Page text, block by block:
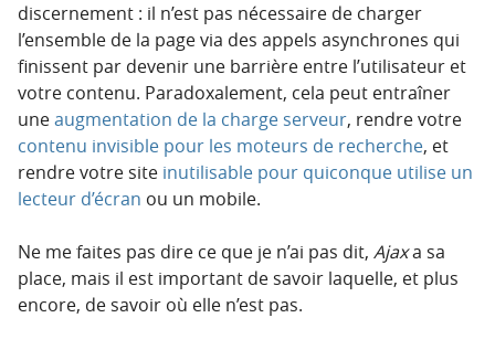
discernement : il n’est pas nécessaire de charger
l’ensemble de la page via des appels asynchrones qui
finissent par devenir une barrière entre l’utilisateur et
votre contenu. Paradoxalement, cela peut entraîner
uneaugmentation de la charge serveur, rendre votre
contenu invisible pour les moteurs de recherche, et
rendre votre site inutilisable pour quiconque utilise un
lecteur d’écran ou un mobile.
Ne me faites pas dire ce que je n’ai pas dit, Ajaxa sa
place, mais il est important de savoir laquelle, et plus
encore, de savoir où elle n’est pas.